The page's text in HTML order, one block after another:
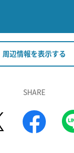
周辺情報を表示する
SHARE